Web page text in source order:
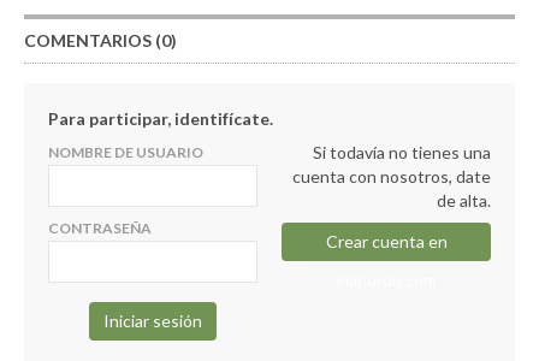
COMENTARIOS (0)
Para participar, identifícate.
NOMBRE DE USUARIO
CONTRASEÑA
Si todavía no tienes una
cuenta con nosotros, date
de alta.
Crear cuenta en